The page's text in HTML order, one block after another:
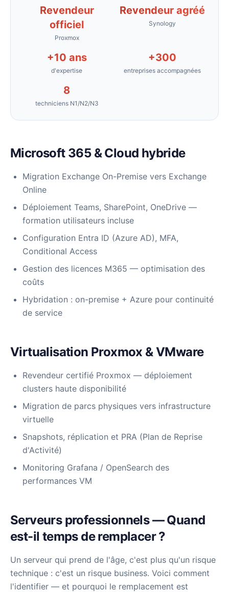
Revendeur
officiel
Proxmox
Revendeur agréé
Synology
+10 ans
d'expertise
+300
entreprises accompagnées
8
techniciens N1/N2/N3
Microsoft 365 & Cloud hybride
Migration Exchange On-Premise vers Exchange
Online
Déploiement Teams, SharePoint, OneDrive —
formation utilisateurs incluse
Configuration Entra ID (Azure AD), MFA,
Conditional Access
Gestion des licences M365 — optimisation des
coûts
Hybridation : on-premise + Azure pour continuité
de service
Virtualisation Proxmox & VMware
Revendeur certifié Proxmox — déploiement
clusters haute disponibilité
Migration de parcs physiques vers infrastructure
virtuelle
Snapshots, réplication et PRA (Plan de Reprise
d'Activité)
Monitoring Grafana / OpenSearch des
performances VM
Serveurs professionnels — Quand
est-il temps de remplacer ?
Un serveur qui prend de l'âge, c'est plus qu'un risque
technique : c'est un risque business. Voici comment
l'identifier — et pourquoi le remplacement est